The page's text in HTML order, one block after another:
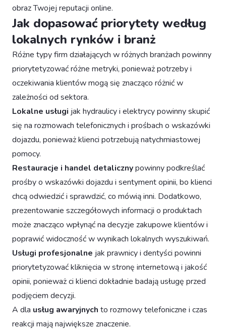
obraz Twojej reputacji online.
Jak dopasować priorytety według
lokalnych rynków i branż
Różne typy firm działających w różnych branżach powinny
priorytetyzować różne metryki, ponieważ potrzeby i
oczekiwania klientów mogą się znacząco różnić w
zależności od sektora.
Lokalne usługi jak hydraulicy i elektrycy powinny skupić
się na rozmowach telefonicznych i prośbach o wskazówki
dojazdu, ponieważ klienci potrzebują natychmiastowej
pomocy.
Restauracje i handel detalicznypowinny podkreślać
prośby o wskazówki dojazdu i sentyment opinii, bo klienci
chcą odwiedzić i sprawdzić, co mówią inni. Dodatkowo,
prezentowanie szczegółowych informacji o produktach
może znacząco wpłynąć na decyzje zakupowe klientów i
poprawić widoczność w wynikach lokalnych wyszukiwań.
Usługi profesjonalne jak prawnicy i dentyści powinni
priorytetyzować kliknięcia w stronę internetową i jakość
opinii, ponieważ ci klienci dokładnie badają usługę przed
podjęciem decyzji.
A dla usług awaryjnych to rozmowy telefoniczne i czas
reakcji mają największe znaczenie.